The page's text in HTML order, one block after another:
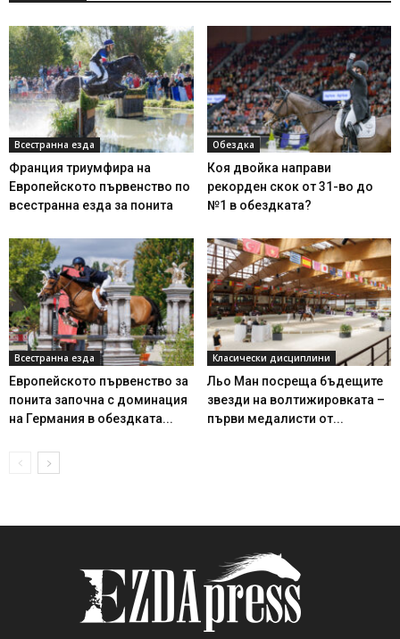
Всестранна езда
Франция триумфира на
Европейското първенство по
всестранна езда за понита
Обездка
Коя двойка направи
рекорден скок от 31-во до
№1 в обездката?
Всестранна езда
Европейското първенство за
понита започна с доминация
на Германия в обездката...
Класически дисциплини
Льо Ман посреща бъдещите
звезди на волтижировката –
първи медалисти от...